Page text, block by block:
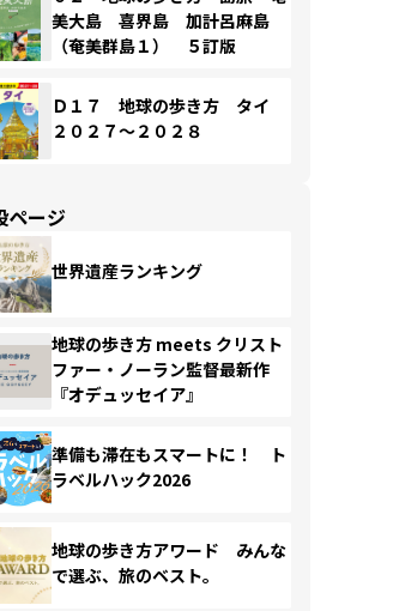
美大島 喜界島 加計呂麻島
（奄美群島１） ５訂版
Ｄ１７ 地球の歩き方 タイ
２０２７～２０２８
ページ
世界遺産ランキング
地球の歩き方 meets クリスト
ファー・ノーラン監督最新作
『オデュッセイア』
準備も滞在もスマートに！ ト
ラベルハック2026
地球の歩き方アワード みんな
で選ぶ、旅のベスト。